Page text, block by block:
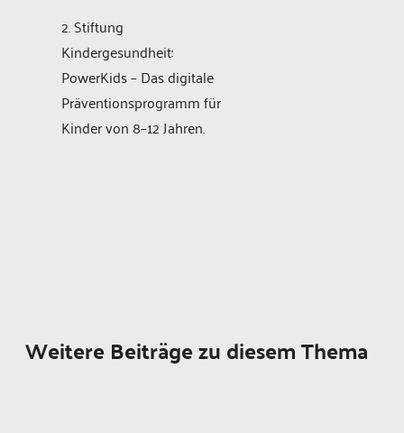
2. Stiftung
Kindergesundheit:
PowerKids – Das digitale
Präventionsprogramm für
Kinder von 8–12 Jahren.
Weitere Beiträge zu diesem Thema